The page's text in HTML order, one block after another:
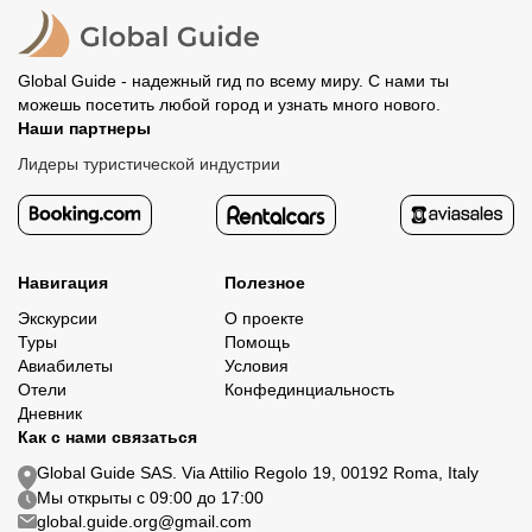
организатору напрямую не требуется.
Global Guide - надежный гид по всему миру. С нами ты
можешь посетить любой город и узнать много нового.
Наши партнеры
Лидеры туристической индустрии
Навигация
Экскурсии
Туры
Авиабилеты
Отели
Дневник
Полезное
О проекте
Помощь
Условия
Конфединциальность
Как с нами связаться
Global Guide SAS. Via Attilio Regolo 19, 00192 Roma, Italy
Мы открыты с 09:00 до 17:00
global.guide.org@gmail.com